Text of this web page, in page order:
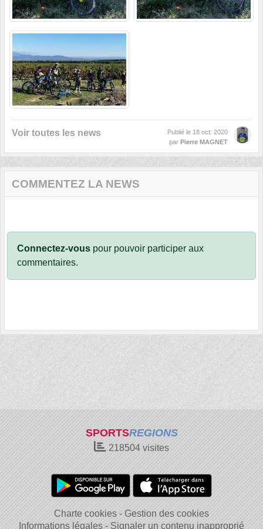
Voir toutes les news Publié le 18 oct. 2020
par Pierre MAGNET
COMMENTEZ LA NEWS
Connectez-vous pour pouvoir participer aux
commentaires.
SPORTSREGIONS
218504 visites
Charte cookies
Gestion des cookies
Informations légales
Signaler un contenu inapproprié